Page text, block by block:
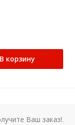
В корзину
Ваш заказ!.